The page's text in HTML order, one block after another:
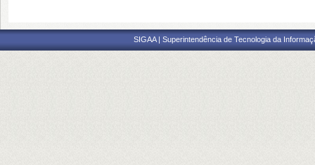
SIGAA | Superintendência de Tecnologia da